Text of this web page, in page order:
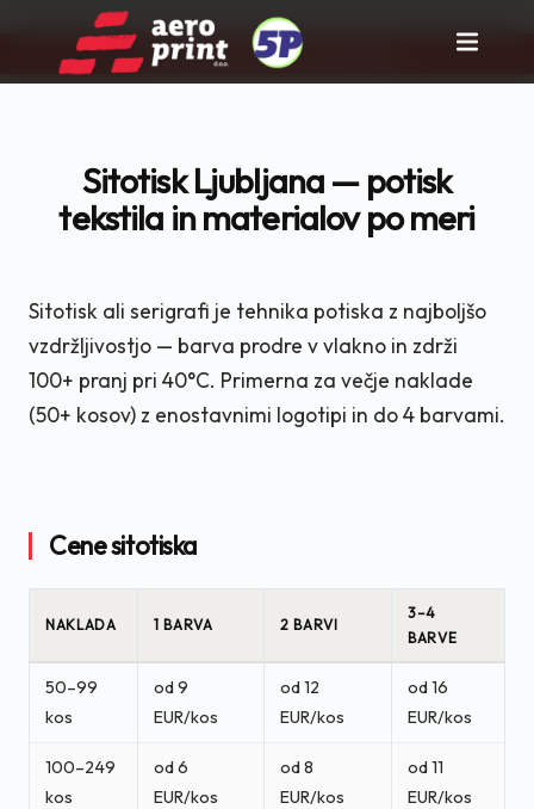
Pravi partner za tisk in rast posla!
Skip
Sitotisk Ljubljana — potisk
tekstila in materialov po meri
Sitotisk ali serigrafi je tehnika potiska z najboljšo
vzdržljivostjo — barva prodre v vlakno in zdrži
100+ pranj pri 40°C. Primerna za večje naklade
(50+ kosov) z enostavnimi logotipi in do 4 barvami.
Cene sitotiska
NAKLADA 1 BARVA 2 BARVI
3–4
BARVE
50–99
kos
od 9
EUR/kos
od 12
EUR/kos
od 16
EUR/kos
100–249
kos
od 6
EUR/kos
od 8
EUR/kos
od 11
EUR/kos